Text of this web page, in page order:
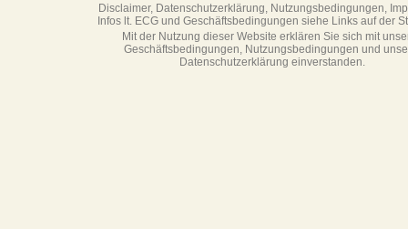
Disclaimer, Datenschutzerklärung, Nutzungsbedingungen,
Infos lt. ECG und Geschäftsbedingungen siehe Links auf der
Mit der Nutzung dieser Website erklären Sie sich mit
Geschäftsbedin­gungen, Nutzungsbedingungen und
Datenschutzerklärung einverstanden.